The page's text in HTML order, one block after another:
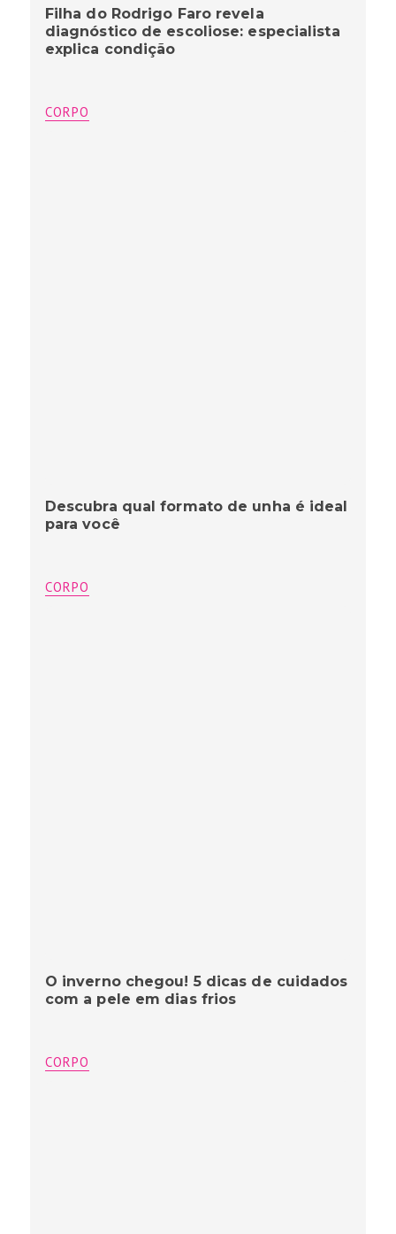
Filha do Rodrigo Faro revela
diagnóstico de escoliose: especialista
explica condição
CORPO
Descubra qual formato de unha é ideal
para você
CORPO
O inverno chegou! 5 dicas de cuidados
com a pele em dias frios
CORPO